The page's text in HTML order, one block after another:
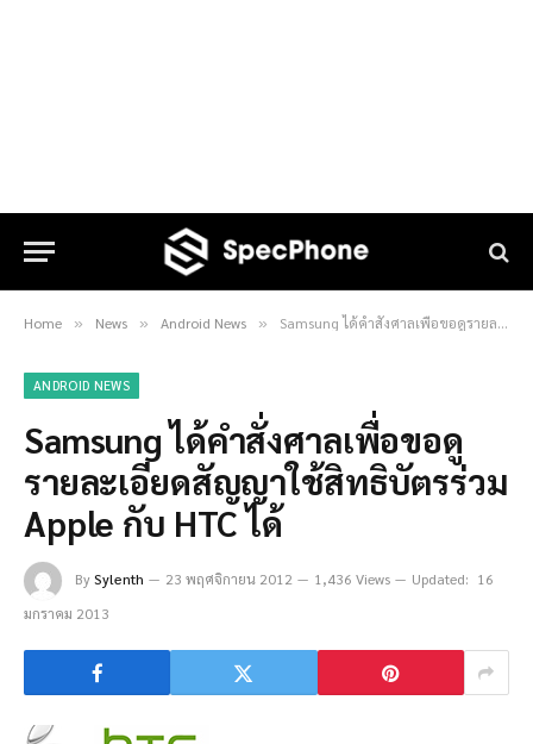
Home » News » Android News » Samsung ได้คำสั่งศาลเพื่อขอดูรายละเอียดสัญญาใช้สิทธิบัตรร่วม Apple กับ HTC ได้
ANDROID NEWS
Samsung ได้คำสั่งศาลเพื่อขอดู
รายละเอียดสัญญาใช้สิทธิบัตรร่วม
Apple กับ HTC ได้
BySylenth 23 พฤศจิกายน 2012 1,436 Views Updated: 16
มกราคม 2013